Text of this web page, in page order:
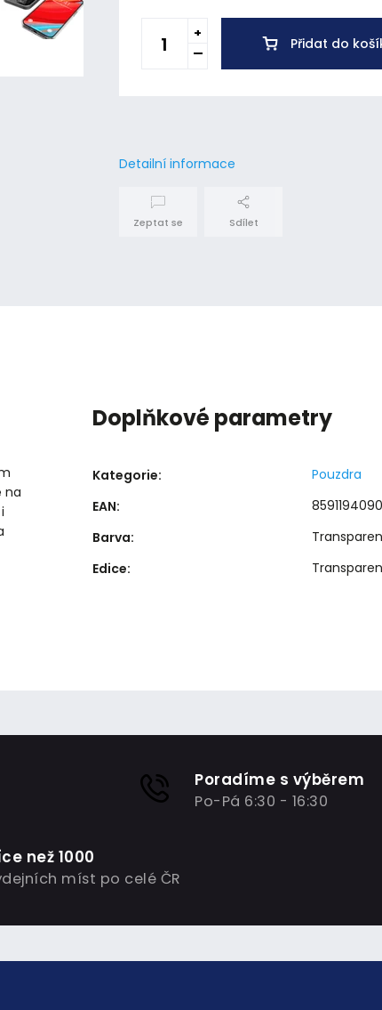
Přidat do
Detailní informace
Zeptat se Sdílet
na
Doplňkové parametry
Kategorie:
Pouzdra
EAN:
Barva:
Edice:
Poradíme s výběrem
Po-Pá 6:30 - 16:30
než 1000
míst po celé ČR